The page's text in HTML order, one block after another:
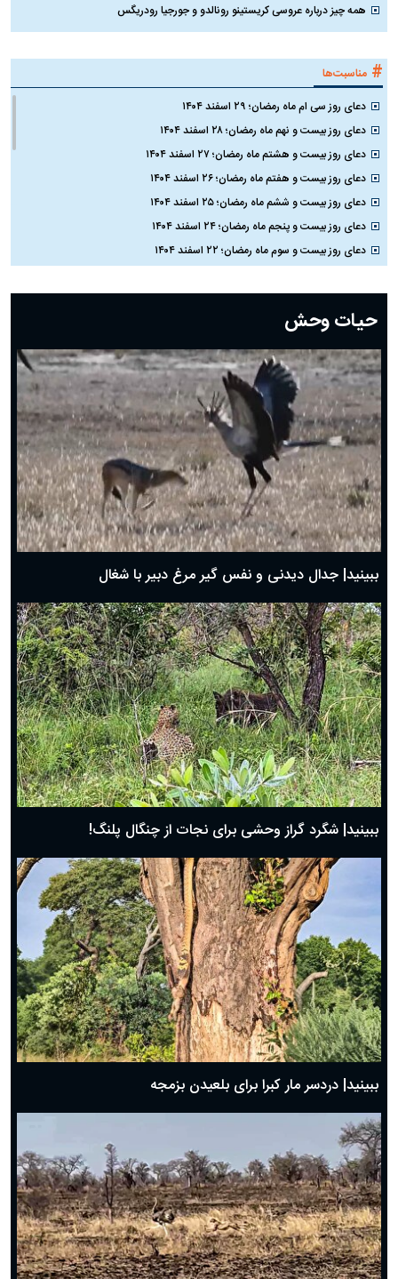
همه چیز درباره عروسی کریستینو رونالدو و جورجیا رودریگس
# مناسبت‌ها
دعای روز سی ام ماه رمضان؛ ۲۹ اسفند ۱۴۰۴
دعای روز بیست و نهم ماه رمضان؛ ۲۸ اسفند ۱۴۰۴
دعای روز بیست و هشتم ماه رمضان؛ ۲۷ اسفند ۱۴۰۴
دعای روز بیست و هفتم ماه رمضان؛ ۲۶ اسفند ۱۴۰۴
دعای روز بیست و ششم ماه رمضان؛ ۲۵ اسفند ۱۴۰۴
دعای روز بیست و پنجم ماه رمضان؛ ۲۴ اسفند ۱۴۰۴
دعای روز بیست و سوم ماه رمضان؛ ۲۲ اسفند ۱۴۰۴
دعای روز بیستم ماه رمضان؛ ۱۹ اسفند ۱۴۰۴
دعای روز هشتم ماه مبارک رمضان؛ ۷ اسفند ماه ۱۴۰۴
دعای روز هفتم ماه رمضان؛ ۶ اسفند ۱۴۰۴
دعای روز ششم ماه رمضان؛ ۵ اسفند ۱۴۰۴
دعای روز پنجم ماه رمضان؛ ۴ اسفند ۱۴۰۴
دعای روز چهارم ماه مبارک رمضان؛ ۳ اسفند ۱۴۰۴
دعای روز سوم ماه مبارک رمضان؛ ۱۴ اسفند ۱۴۰۴
دعای روز دوم ماه مبارک رمضان ۱ اسفند ماه ۱۴۰۴
دعای روز اول ماه مبارک رمضان، ۳۰ بهمن ۱۴۰۴
حضرت زینب(س) چگونه از دنیا رفت؟
بهترین پیامک تبریک روز پدر ۱۴۰۴؛ جملات زیبا و صمیمانه
حیات وحش
ببینید| جدال دیدنی و نفس گیر مرغ دبیر با شغال
ببینید| شگرد گراز وحشی برای نجات از چنگال پلنگ!
ببینید| دردسر مار کبرا برای بلعیدن بزمجه